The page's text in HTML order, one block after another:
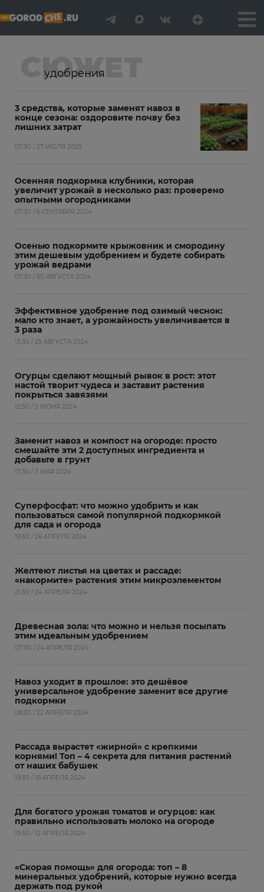
СЮЖЕТ
удобрения
3 средства, которые заменят навоз в
конце сезона: оздоровите почву без
лишних затрат
07:30 / 27 ИЮЛЯ 2025
Осенняя подкормка клубники, которая
увеличит урожай в несколько раз: проверено
опытными огородниками
07:30 / 6 СЕНТЯБРЯ 2024
Осенью подкормите крыжовник и смородину
этим дешевым удобрением и будете собирать
урожай ведрами
07:30 / 30 АВГУСТА 2024
Эффективное удобрение под озимый чеснок:
мало кто знает, а урожайность увеличивается в
3 раза
13:30 / 25 АВГУСТА 2024
Огурцы сделают мощный рывок в рост: этот
настой творит чудеса и заставит растения
покрыться завязями
12:30 / 5 ИЮНЯ 2024
Заменит навоз и компост на огороде: просто
смешайте эти 2 доступных ингредиента и
добавьте в грунт
17:30 / 3 МАЯ 2024
Суперфосфат: что можно удобрить и как
пользоваться самой популярной подкормкой
для сада и огорода
19:30 / 26 АПРЕЛЯ 2024
Желтеют листья на цветах и рассаде:
«накормите» растения этим микроэлементом
21:30 / 24 АПРЕЛЯ 2024
Древесная зола: что можно и нельзя посыпать
этим идеальным удобрением
07:30 / 24 АПРЕЛЯ 2024
Навоз уходит в прошлое: это дешёвое
универсальное удобрение заменит все другие
подкормки
08:30 / 22 АПРЕЛЯ 2024
Рассада вырастет «жирной» с крепкими
корнями! Топ – 4 секрета для питания растений
от наших бабушек
19:30 / 18 АПРЕЛЯ 2024
Для богатого урожая томатов и огурцов: как
правильно использовать молоко на огороде
19:30 / 12 АПРЕЛЯ 2024
«Скорая помощь» для огорода: топ – 8
минеральных удобрений, которые нужно всегда
держать под рукой